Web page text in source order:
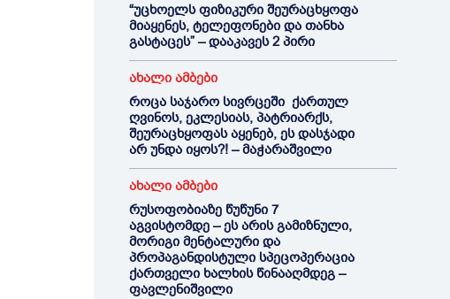
“უცხოელს ფიზიკური შეურაცხყოფა
მიაყენეს, ტელეფონები და თანხა
გასტაცეს” – დააკავეს 2 პირი
ახალი ამბები
როცა საჯარო სივრცეში ქართულ
ღვინოს, ეკლესიას, პატრიარქს,
შეურაცხყოფას აყენებ, ეს დასჯადი
არ უნდა იყოს?! – მაჭარაშვილი
ახალი ამბები
რუსოფობიაზე წუწუნი 7
აგვისტომდე – ეს არის გამიზნული,
მორიგი მენტალური და
პროპაგანდისტული სპეცოპერაცია
ქართველი ხალხის წინააღმდეგ –
ფავლენიშვილი